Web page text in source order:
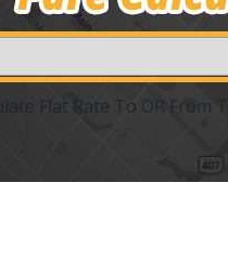
Flat Rate To OR From